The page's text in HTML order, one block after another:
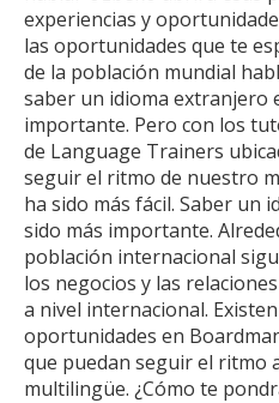
experiencias y
las oportunidades que te
de la población mundial
saber un idioma extranjero
importante. Pero con los
de Language Trainers
seguir el ritmo de nuestro
ha sido más fácil. Saber un
sido más importante.
población internacional
los negocios y las
a nivel internacional.
oportunidades en
que puedan seguir el ritmo
multilingüe. ¿Cómo te